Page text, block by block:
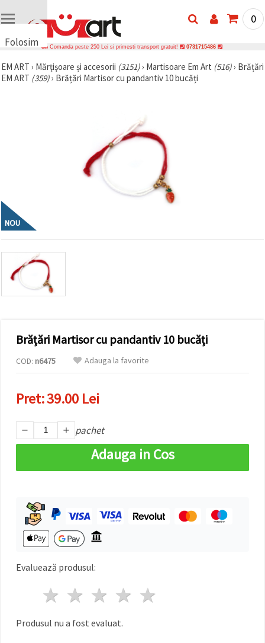
Folosim
uri
🍪 Folosim
și, cu
acordul
dumneavoastră,
traficul și a
conținut și
reclame
noștri de
marketing.
Puteți fi de
utilizați
toate
urile făcând
clic pe
"acceptati
indicați
un tip de
cookie -uri
făcând clic
pe butonul
Setări
0
Comanda peste 250 Lei si primesti transport gratuit! 0731715486
EM ART › Mărţişoare și accesorii (3151)› Martisoare Em Art (516)› Brățări
EM ART (359)› Brățări Martisor cu pandantiv 10 bucăți
NOU
Brățări Martisor cu pandantiv 10 bucăți
COD: n6475 Adauga la favorite
Pret:39.00 Lei
pachet
Adauga in Cos
Evaluează produsul:
4 stele
3 stele
2 stele
1 stea
Produsul nu a fost evaluat.